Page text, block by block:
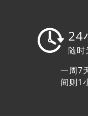
24
随时
一周7
间则1